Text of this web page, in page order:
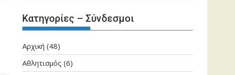
Κατηγορίες – Σύνδεσμοι
Aρχική (48)
Αθλητισμός (6)